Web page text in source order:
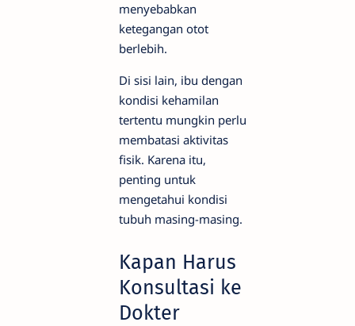
menyebabkan
ketegangan otot
berlebih.
Di sisi lain, ibu dengan
kondisi kehamilan
tertentu mungkin perlu
membatasi aktivitas
fisik. Karena itu,
penting untuk
mengetahui kondisi
tubuh masing-masing.
Kapan Harus
Konsultasi ke
Dokter